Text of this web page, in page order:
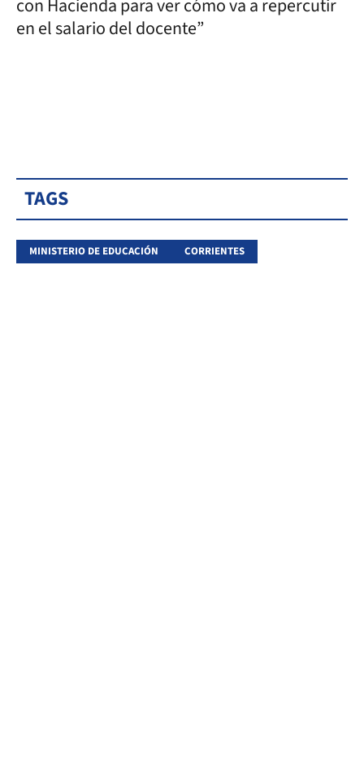
con Hacienda para ver cómo va a repercutir
en el salario del docente”
TAGS
MINISTERIO DE EDUCACIÓN CORRIENTES